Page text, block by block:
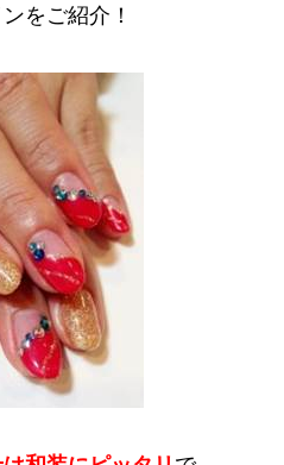
をご紹介！